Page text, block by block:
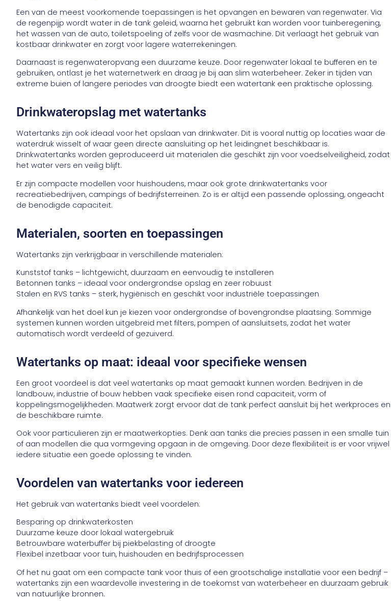
Een van de meest voorkomende toepassingen is het opvangen en bewaren van regenwater. Via
de regenpijp wordt water in de tank geleid, waarna het gebruikt kan worden voor tuinberegening,
het wassen van de auto, toiletspoeling of zelfs voor de wasmachine. Dit verlaagt het gebruik van
kostbaar drinkwater en zorgt voor lagere waterrekeningen.
Daarnaast is regenwateropvang een duurzame keuze. Door regenwater lokaal te bufferen en te
gebruiken, ontlast je het waternetwerk en draag je bij aan slim waterbeheer. Zeker in tijden van
extreme buien of langere periodes van droogte biedt een watertank een praktische oplossing.
Drinkwateropslag met watertanks
Watertanks zijn ook ideaal voor het opslaan van drinkwater. Dit is vooral nuttig op locaties waar de
waterdruk wisselt of waar geen directe aansluiting op het leidingnet beschikbaar is.
Drinkwatertanks worden geproduceerd uit materialen die geschikt zijn voor voedselveiligheid, zodat
het water vers en veilig blijft.
Er zijn compacte modellen voor huishoudens, maar ook grote drinkwatertanks voor
recreatiebedrijven, campings of bedrijfsterreinen. Zo is er altijd een passende oplossing, ongeacht
de benodigde capaciteit.
Materialen, soorten en toepassingen
Watertanks zijn verkrijgbaar in verschillende materialen:
Kunststof tanks – lichtgewicht, duurzaam en eenvoudig te installeren
Betonnen tanks – ideaal voor ondergrondse opslag en zeer robuust
Stalen en RVS tanks – sterk, hygiënisch en geschikt voor industriële toepassingen
Afhankelijk van het doel kun je kiezen voor ondergrondse of bovengrondse plaatsing. Sommige
systemen kunnen worden uitgebreid met filters, pompen of aansluitsets, zodat het water
automatisch wordt verdeeld of gezuiverd.
Watertanks op maat: ideaal voor specifieke wensen
Een groot voordeel is dat veel watertanks op maat gemaakt kunnen worden. Bedrijven in de
landbouw, industrie of bouw hebben vaak specifieke eisen rond capaciteit, vorm of
koppelingsmogelijkheden. Maatwerk zorgt ervoor dat de tank perfect aansluit bij het werkproces en
de beschikbare ruimte.
Ook voor particulieren zijn er maatwerkopties. Denk aan tanks die precies passen in een smalle tuin
of aan modellen die qua vormgeving opgaan in de omgeving. Door deze flexibiliteit is er voor vrijwel
iedere situatie een goede oplossing te vinden.
Voordelen van watertanks voor iedereen
Het gebruik van watertanks biedt veel voordelen:
Besparing op drinkwaterkosten
Duurzame keuze door lokaal watergebruik
Betrouwbare waterbuffer bij piekbelasting of droogte
Flexibel inzetbaar voor tuin, huishouden en bedrijfsprocessen
Of het nu gaat om een compacte tank voor thuis of een grootschalige installatie voor een bedrijf –
watertanks zijn een waardevolle investering in de toekomst van waterbeheer en duurzaam gebruik
van natuurlijke bronnen.